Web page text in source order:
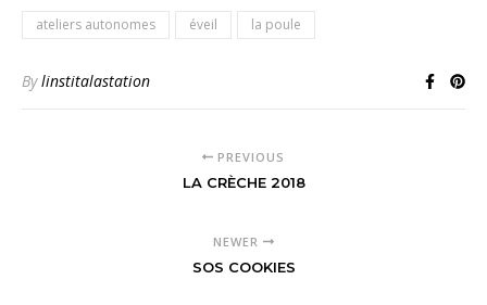
ateliers autonomes éveil la poule
Bylinstitalastation
PREVIOUS
LA CRÈCHE 2018
NEWER
SOS COOKIES